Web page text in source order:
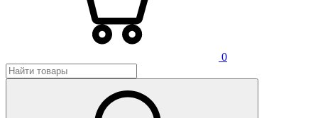
0